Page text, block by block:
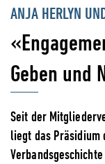
ANJA HERLYN
Geben und
Seit der
liegt das Präsidium